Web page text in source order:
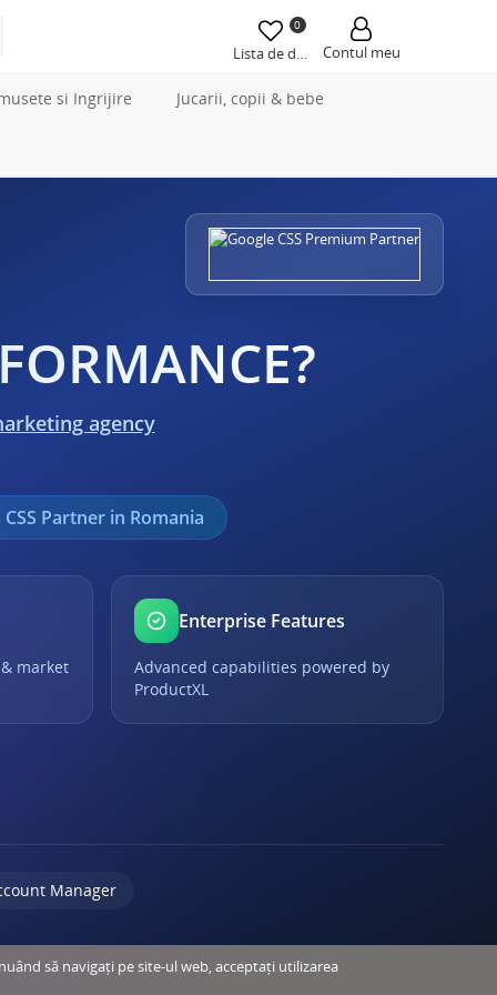
0
Lista de dorințeContul meu
si Ingrijire Jucarii, copii & bebe
agency
Partner in Romania
market
Enterprise Features
Advanced capabilities powered by
ProductXL
Manager
să navigați pe site-ul web, acceptați utilizarea